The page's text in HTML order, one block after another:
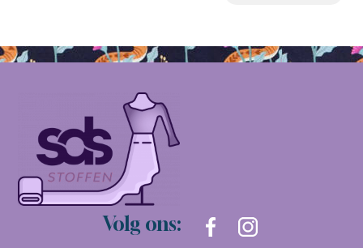
Volg ons: